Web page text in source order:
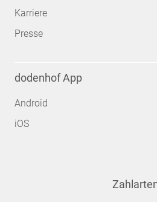
Karriere
Presse
dodenhof App
Android
iOS